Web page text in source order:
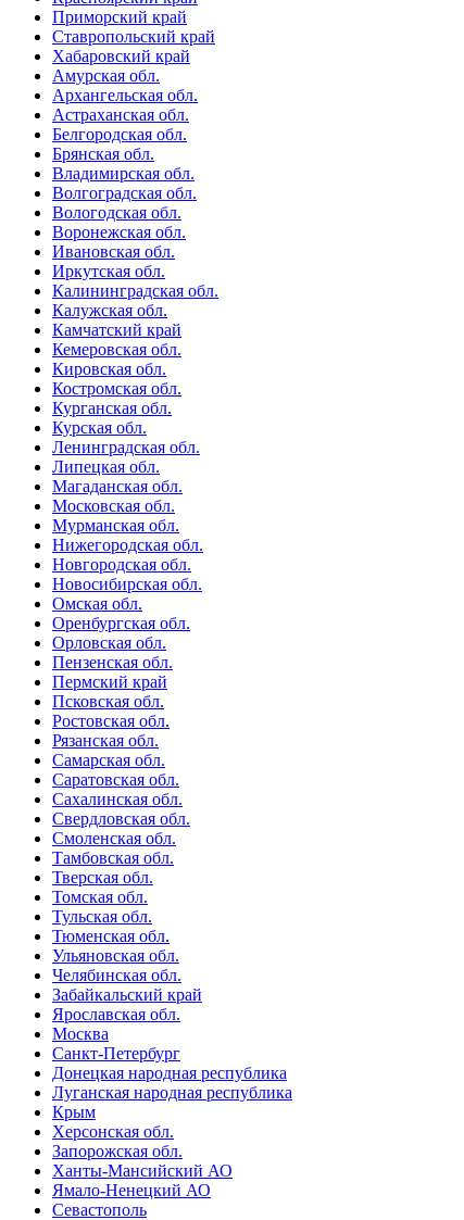
Приморский край
Ставропольский край
Хабаровский край
Амурская обл.
Архангельская обл.
Астраханская обл.
Белгородская обл.
Брянская обл.
Владимирская обл.
Волгоградская обл.
Вологодская обл.
Воронежская обл.
Ивановская обл.
Иркутская обл.
Калининградская обл.
Калужская обл.
Камчатский край
Кемеровская обл.
Кировская обл.
Костромская обл.
Курганская обл.
Курская обл.
Ленинградская обл.
Липецкая обл.
Магаданская обл.
Московская обл.
Мурманская обл.
Нижегородская обл.
Новгородская обл.
Новосибирская обл.
Омская обл.
Оренбургская обл.
Орловская обл.
Пензенская обл.
Пермский край
Псковская обл.
Ростовская обл.
Рязанская обл.
Самарская обл.
Саратовская обл.
Сахалинская обл.
Свердловская обл.
Смоленская обл.
Тамбовская обл.
Тверская обл.
Томская обл.
Тульская обл.
Тюменская обл.
Ульяновская обл.
Челябинская обл.
Забайкальский край
Ярославская обл.
Москва
Санкт-Петербург
Донецкая народная республика
Луганская народная республика
Крым
Херсонская обл.
Запорожская обл.
Ханты-Мансийский АО
Ямало-Ненецкий АО
Севастополь